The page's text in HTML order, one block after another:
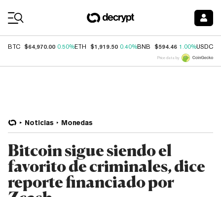
BTC $64,970.00 0.50%ETH $1,919.50 0.40%BNB $594.46 1.00%USDC
Price data by
Noticias Monedas
Bitcoin sigue siendo el
favorito de criminales, dice
reporte financiado por